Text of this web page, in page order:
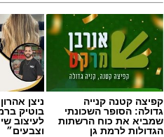
קפיצה קטנה קנייה
גדולה: הסופר השכונתי
שמביא את כוח הרשתות
הגדולות לרמת גן
ניצן
בוטיק
לעיצוב
וצבעים״